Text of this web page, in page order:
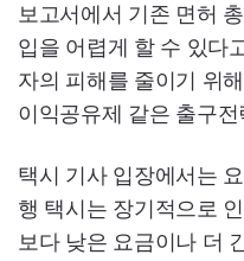
보고서에서 기존 면허
입을 어렵게 할 수 있다
자의 피해를 줄이기 위
이익공유제 같은 출구
택시 기사 입장에서는
행 택시는 장기적으로
보다 낮은 요금이나 더